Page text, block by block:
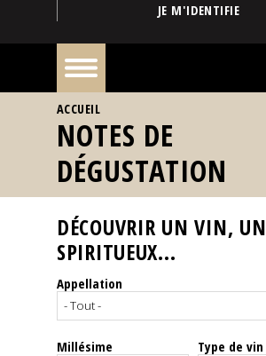
JE M'IDENTIFIE
À
la
une
Reportages
Nos
Spiritueux
VOUS ÊTES ICI
ACCUEIL
NOTES DE
DÉGUSTATION
DÉCOUVRIR UN VIN, UN
SPIRITUEUX...
Appellation
Millésime Type de vin